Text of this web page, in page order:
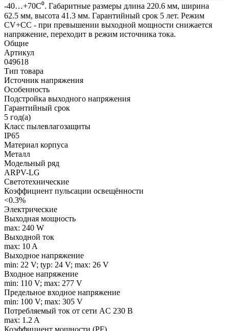
-40…+70C⁰. Габаритные размеры длина 220.6 мм, ширина
62.5 мм, высота 41.3 мм. Гарантийный срок 5 лет. Режим
CV+CC - при превышении выходной мощности снижается
напряжение, переходит в режим источника тока.
Общие
Артикул
049618
Тип товара
Источник напряжения
Особенность
Подстройка выходного напряжения
Гарантийный срок
5 год(а)
Класс пылевлагозащиты
IP65
Материал корпуса
Металл
Модельный ряд
ARPV-LG
Светотехнические
Коэффициент пульсации освещённости
<0.3%
Электрические
Выходная мощность
max: 240 W
Выходной ток
max: 10 A
Выходное напряжение
min: 22 V; typ: 24 V; max: 26 V
Входное напряжение
min: 110 V; max: 277 V
Предельное входное напряжение
min: 100 V; max: 305 V
Потребляемый ток от сети AC 230 В
max: 1.2 A
Коэффициент мощности (PF)